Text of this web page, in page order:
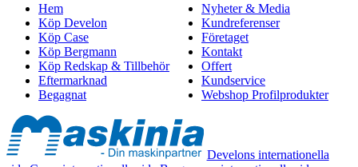
Hem
Köp Develon
Köp Case
Köp Bergmann
Köp Redskap & Tillbehör
Eftermarknad
Begagnat
Nyheter & Media
Kundreferenser
Företaget
Kontakt
Offert
Kundservice
Webshop Profilprodukter
Develons internationella